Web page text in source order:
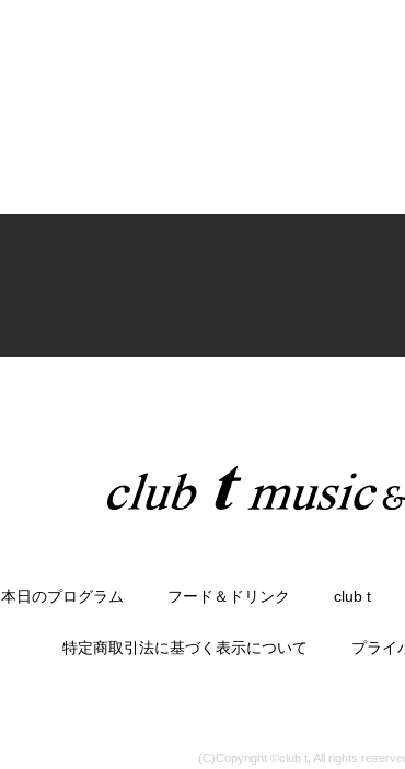
本日のプログラム フード＆ドリンク club t
特定商取引法に基づく表示について プライ
(C)Copyright ©club t, All rights